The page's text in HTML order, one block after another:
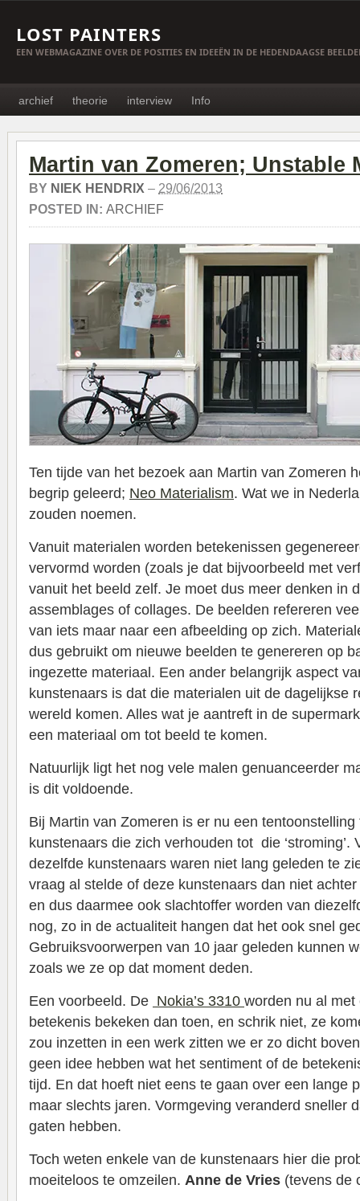
LOST PAINTERS
EEN WEBMAGAZINE OVER DE POSITIES EN IDEEËN IN DE HEDENDAAGSE
archief theorie interview Info
Martin van Zomeren; Unstable
BY NIEK HENDRIX – 29/06/2013
POSTED IN: ARCHIEF
Ten tijde van het bezoek aan Martin van Zomeren
begrip geleerd; Neo Materialism. Wat we in
zouden noemen.
Vanuit materialen worden betekenissen
vervormd worden (zoals je dat bijvoorbeeld met
vanuit het beeld zelf. Je moet dus meer denken in
assemblages of collages. De beelden refereren
van iets maar naar een afbeelding op zich.
dus gebruikt om nieuwe beelden te genereren op
ingezette materiaal. Een ander belangrijk aspect
kunstenaars is dat die materialen uit de dagelijkse
wereld komen. Alles wat je aantreft in de
een materiaal om tot beeld te komen.
Natuurlijk ligt het nog vele malen genuanceerder
is dit voldoende.
Bij Martin van Zomeren is er nu een
kunstenaars die zich verhouden tot die ‘stroming’.
dezelfde kunstenaars waren niet lang geleden te
vraag al stelde of deze kunstenaars dan niet
en dus daarmee ook slachtoffer worden van
nog, zo in de actualiteit hangen dat het ook snel
Gebruiksvoorwerpen van 10 jaar geleden kunnen
zoals we ze op dat moment deden.
Een voorbeeld. De Nokia’s 3310 worden nu al
betekenis bekeken dan toen, en schrik niet, ze
zou inzetten in een werk zitten we er zo dicht
geen idee hebben wat het sentiment of de
tijd. En dat hoeft niet eens te gaan over een lange
maar slechts jaren. Vormgeving veranderd sneller
gaten hebben.
Toch weten enkele van de kunstenaars hier die
moeiteloos te omzeilen. Anne de Vries (tevens de